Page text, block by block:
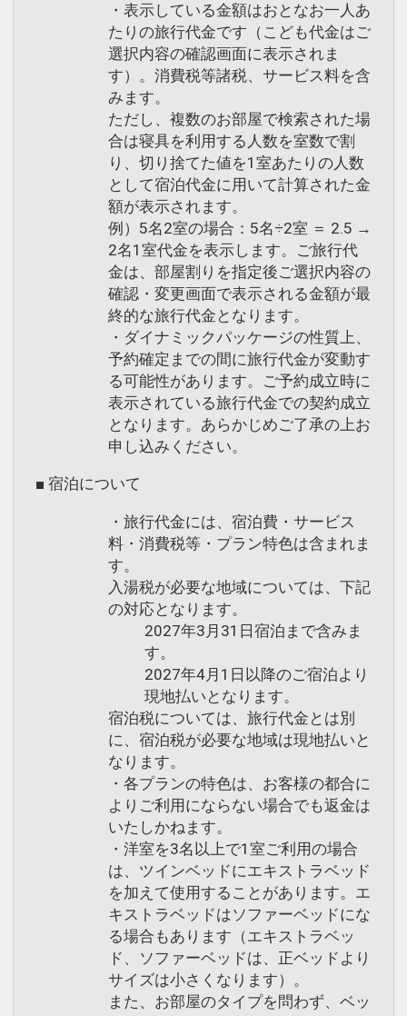
羽田空港→千葉中央駅行き「ホテルスプ
リングス幕張」下車
（約50分／リムジンバス）
【成田空港より】
成田空港→千葉中央駅行き「「ホテルス
プリングス幕張」下車
（約30分／リムジンバス）。
設定期間：2021年12月17日～2027年2
インターネットコース番号：DP-2-
200000000484
・表示している金額はおとなお一人あ
たりの旅行代金です（こども代金はご
選択内容の確認画面に表示されま
す）。消費税等諸税、サービス料を含
みます。
ただし、複数のお部屋で検索された場
合は寝具を利用する人数を室数で割
り、切り捨てた値を1室あたりの人数
として宿泊代金に用いて計算された金
額が表示されます。
例）5名2室の場合：5名÷2室 ＝ 2.5 →
2名1室代金を表示します。ご旅行代
金は、部屋割りを指定後ご選択内容の
確認・変更画面で表示される金額が最
終的な旅行代金となります。
・ダイナミックパッケージの性質上、
予約確定までの間に旅行代金が変動す
る可能性があります。ご予約成立時に
表示されている旅行代金での契約成立
となります。あらかじめご了承の上お
申し込みください。
■ 宿泊について
・旅行代金には、宿泊費・サービス
料・消費税等・プラン特色は含まれま
す。
入湯税が必要な地域については、下記
の対応となります。
2027年3月31日宿泊まで含みま
す。
2027年4月1日以降のご宿泊より
現地払いとなります。
宿泊税については、旅行代金とは別
に、宿泊税が必要な地域は現地払いと
なります。
・各プランの特色は、お客様の都合に
よりご利用にならない場合でも返金は
いたしかねます。
・洋室を3名以上で1室ご利用の場合
は、ツインベッドにエキストラベッド
を加えて使用することがあります。エ
キストラベッドはソファーベッドにな
る場合もあります（エキストラベッ
ド、ソファーベッドは、正ベッドより
サイズは小さくなります）。
また、お部屋のタイプを問わず、ベッ